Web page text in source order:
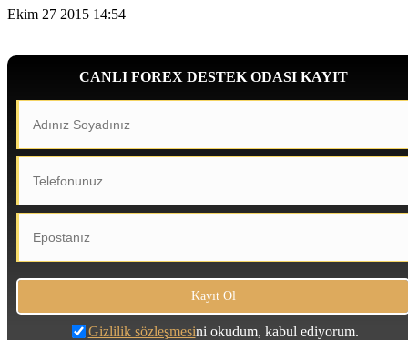
Ekim 27 2015 14:54
CANLI FOREX DESTEK ODASI KAYIT
Gizlilik sözleşmesini okudum, kabul ediyorum.